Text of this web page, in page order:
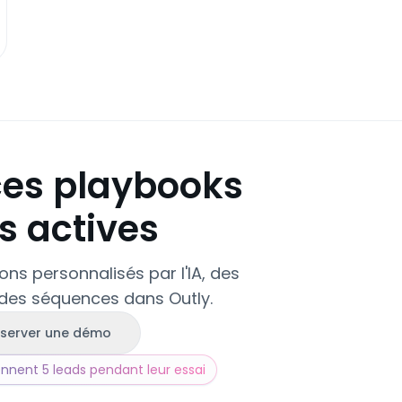
playbooks
actives
personnalisés par l'IA, des
séquences dans Outly.
une démo
5 leads pendant leur essai